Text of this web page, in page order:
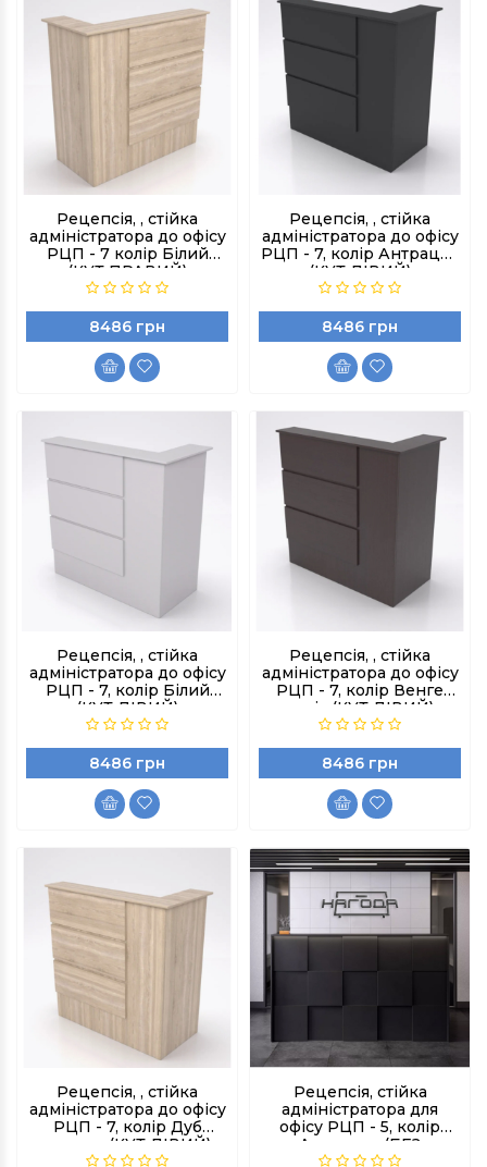
Рецепсія, , стійка
адміністратора до офісу
РЦП - 7 колір Білий
(КУТ ПРАВИЙ)
8486 грн
Рецепсія, , стійка
адміністратора до офісу
РЦП - 7, колір Антрацит
(КУТ ЛІВИЙ)
8486 грн
Рецепсія, , стійка
адміністратора до офісу
РЦП - 7, колір Білий
(КУТ ЛІВИЙ)
8486 грн
Рецепсія, , стійка
адміністратора до офісу
РЦП - 7, колір Венге
магія (КУТ ЛІВИЙ)
8486 грн
Рецепсія, , стійка
адміністратора до офісу
РЦП - 7, колір Дуб
сонома (КУТ ЛІВИЙ)
Рецепсія, стійка
адміністратора для
офісу РЦП - 5, колір
Антрацит (БЕЗ
ПІДСВІТКИ)